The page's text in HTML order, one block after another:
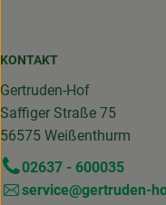
KONTAKT
Gertruden-Hof
Saffiger Straße 75
56575 Weißenthurm
02637 - 600035
service@gertruden-